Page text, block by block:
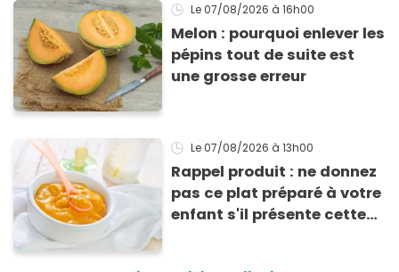
Le 07/08/2026 à 16h00
Melon : pourquoi enlever les
pépins tout de suite est
une grosse erreur
Le 07/08/2026 à 13h00
Rappel produit : ne donnez
pas ce plat préparé à votre
enfant s'il présente cette